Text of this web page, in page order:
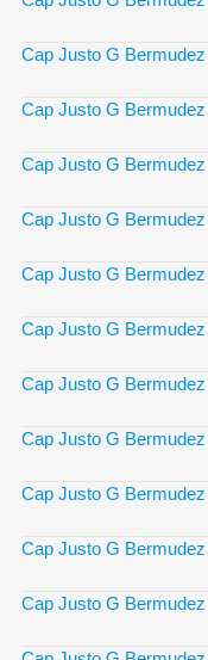
Cap Justo G
Cap Justo G
Cap Justo G
Cap Justo G
Cap Justo G
Cap Justo G
Cap Justo G
Cap Justo G
Cap Justo G
Cap Justo G
Cap Justo G